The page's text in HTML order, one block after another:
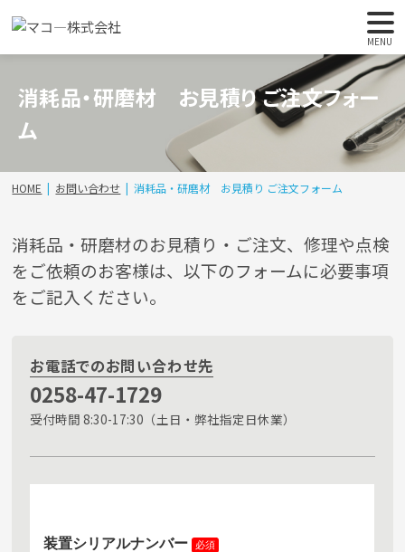
MENU
消耗品・研磨材 お見積り ご注文フォー
ム
HOME お問い合わせ 消耗品・研磨材 お見積り ご注文フォーム
消耗品・研磨材のお見積り・ご注文、修理や点検
をご依頼のお客様は、以下のフォームに必要事項
をご記入ください。
お電話でのお問い合わせ先
0258-47-1729
受付時間 8:30-17:30（土日・弊社指定日休業）